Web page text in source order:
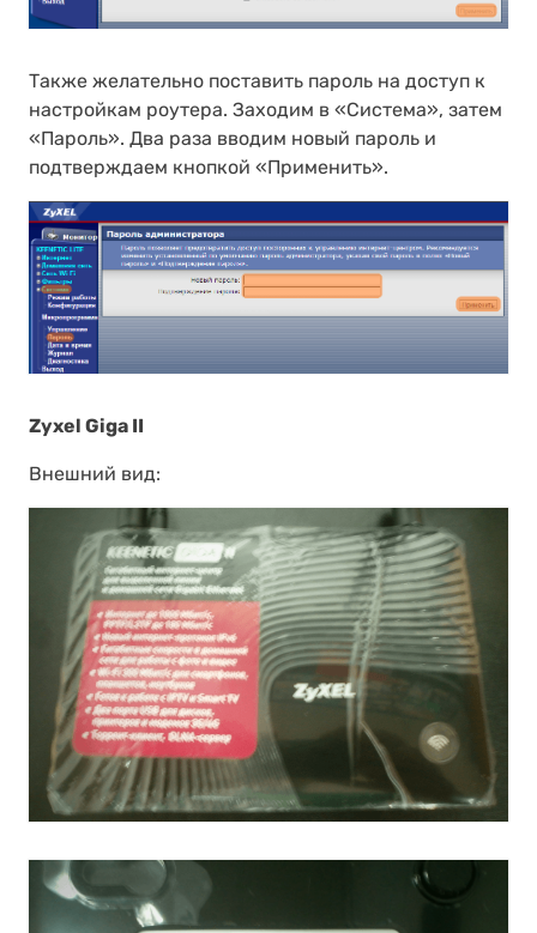
Также желательно поставить пароль на доступ к
настройкам роутера. Заходим в «Система», затем
«Пароль». Два раза вводим новый пароль и
подтверждаем кнопкой «Применить».
Zyxel Giga II
Внешний вид: